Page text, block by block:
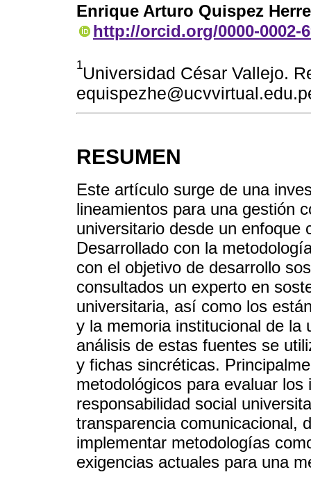
Enrique Arturo Quispez
http://orcid.org/0000-0002-
1Universidad César Vallejo.
RESUMEN
Este artículo surge de una
lineamientos para una gestión
universitario desde un enfoque
Desarrollado con la
con el objetivo de desarrollo
consultados un experto en
universitaria, así como los
y la memoria institucional de la
análisis de estas fuentes se
y fichas sincréticas.
metodológicos para evaluar
responsabilidad social
transparencia comunicacional,
implementar metodologías
exigencias actuales para una